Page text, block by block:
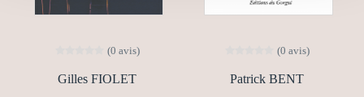
(0 avis)
Gilles FIOLET
(0 avis)
Patrick BENT